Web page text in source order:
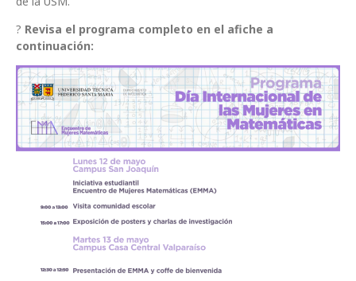
? Revisa el programa completo en el afiche a
continuación: